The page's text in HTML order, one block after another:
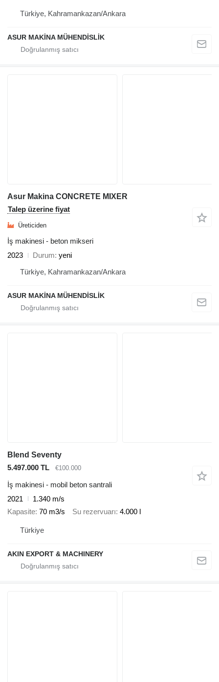
Türkiye, Kahramankazan/Ankara
ASUR MAKİNA MÜHENDİSLİK
Asur Makina CONCRETE MIXER
Talep üzerine fiyat
Üreticiden
İş makinesi - beton mikseri
2023
Durum yeni
Türkiye, Kahramankazan/Ankara
ASUR MAKİNA MÜHENDİSLİK
Blend Seventy
5.497.000 TL
€100.000
İş makinesi - mobil beton santrali
2021
1.340 m/s
Kapasite 70 m3/s Su rezervuarı 4.000 l
Türkiye
AKIN EXPORT & MACHINERY